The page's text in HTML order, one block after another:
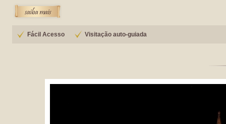
Sinimbú, que foi destruída por um incêndio, na noite de 16 para 17 de
1886.
de D. Pedro II, Imperador do Brasil.
feira às 16 horas – Sábado às 19 horas - Domingo às 9 horas, às 10h30min
Fácil Acesso Visitação auto-guiada